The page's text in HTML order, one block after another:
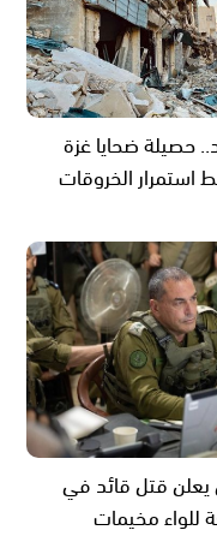
حصيلة ضحايا غزة
وسط استمرار الخروقات
يعلن قتل قائد في
للواء مخيمات